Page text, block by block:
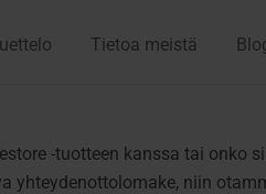
Tietoa meistä
-tuotteen kanssa tai onko
yhteydenottolomake, niin